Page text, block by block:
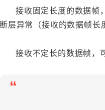
接收固定长度的数据帧
断层异常（接收的数据帧长
接收不定长的数据帧，
“